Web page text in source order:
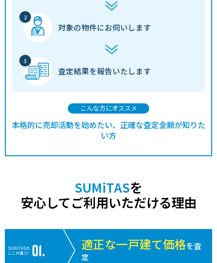
対象の物件にお伺いします
査定結果を報告いたします
こんな方にオススメ
本格的に売却活動を始めたい、正確な査定金額が知りた
い方
SUMiTASを
安心してご利用いただける理由
SUMiTASの
ここが違う!
適正な一戸建て価格を査
定